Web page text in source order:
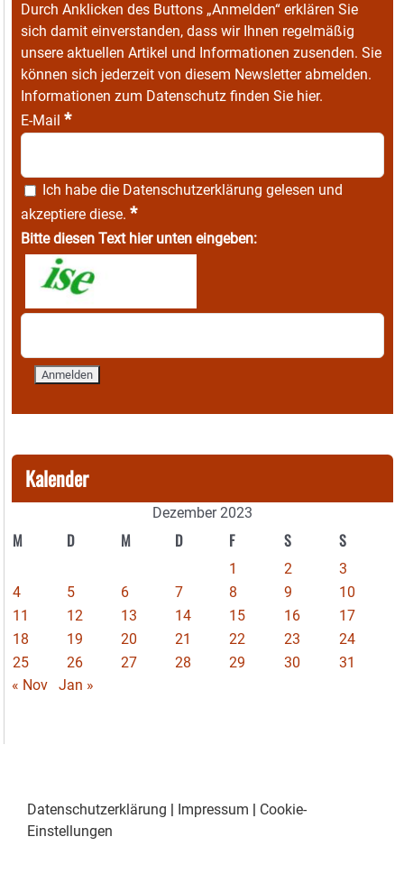
Durch Anklicken des Buttons „Anmelden“ erklären Sie
sich damit einverstanden, dass wir Ihnen regelmäßig
unsere aktuellen Artikel und Informationen zusenden. Sie
können sich jederzeit von diesem Newsletter abmelden.
Informationen zum Datenschutz finden Sie hier.
E-Mail *
Ich habe die Datenschutzerklärung gelesen und
akzeptiere diese. *
Bitte diesen Text hier unten eingeben:
Kalender
Dezember 2023
M D M D F S S
1 2
3
4
5 6 7 8 9
10
11
12 13 14 15 16
17
18
19 20 21 22 23
24
25
26 27 28 29 30
31
« Nov
Jan »
Datenschutzerklärung | Impressum | Cookie-
Einstellungen